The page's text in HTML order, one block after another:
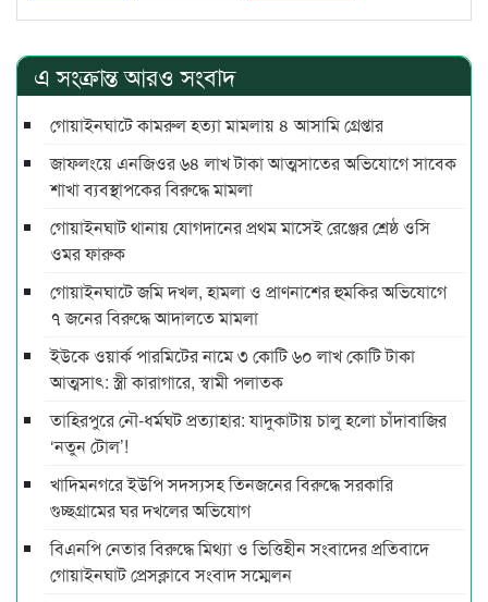
এ সংক্রান্ত আরও সংবাদ
গোয়াইনঘাটে কামরুল হত্যা মামলায় ৪ আসামি গ্রেপ্তার
জাফলংয়ে এনজিওর ৬৪ লাখ টাকা আত্মসাতের অভিযোগে সাবেক
শাখা ব্যবস্থাপকের বিরুদ্ধে মামলা
গোয়াইনঘাট থানায় যোগদানের প্রথম মাসেই রেঞ্জের শ্রেষ্ঠ ওসি
ওমর ফারুক
গোয়াইনঘাটে জমি দখল, হামলা ও প্রাণনাশের হুমকির অভিযোগে
৭ জনের বিরুদ্ধে আদালতে মামলা
ইউকে ওয়ার্ক পারমিটের নামে ৩ কোটি ৬০ লাখ কোটি টাকা
আত্মসাৎ: স্ত্রী কারাগারে, স্বামী পলাতক
তাহিরপুরে নৌ-ধর্মঘট প্রত্যাহার: যাদুকাটায় চালু হলো চাঁদাবাজির
‘নতুন টোল’!
খাদিমনগরে ইউপি সদস্যসহ তিনজনের বিরুদ্ধে সরকারি
গুচ্ছগ্রামের ঘর দখলের অভিযোগ
বিএনপি নেতার বিরুদ্ধে মিথ্যা ও ভিত্তিহীন সংবাদের প্রতিবাদে
গোয়াইনঘাট প্রেসক্লাবে সংবাদ সম্মেলন